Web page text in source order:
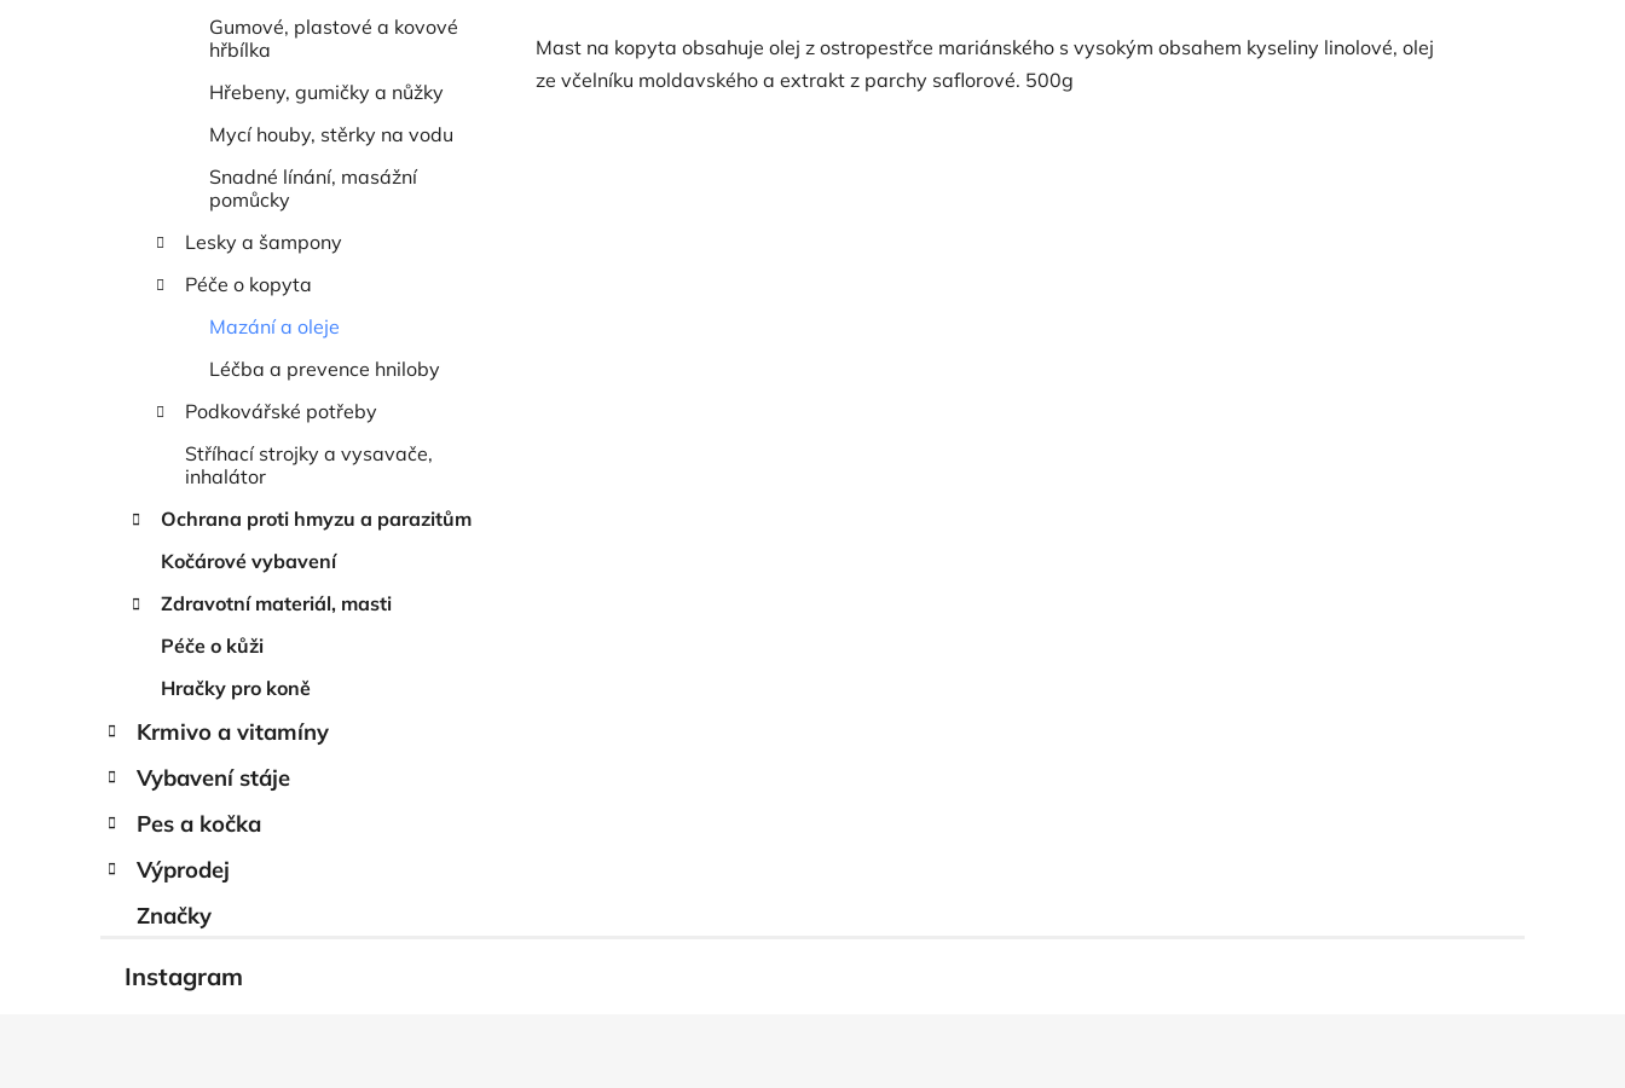
Gumové, plastové a kovové
hřbílka
Hřebeny, gumičky a nůžky
Mycí houby, stěrky na vodu
Snadné línání, masážní
pomůcky
Lesky a šampony
Péče o kopyta
Mazání a oleje
Léčba a prevence hniloby
Podkovářské potřeby
Stříhací strojky a vysavače,
inhalátor
Ochrana proti hmyzu a parazitům
Kočárové vybavení
Zdravotní materiál, masti
Péče o kůži
Hračky pro koně
Krmivo a vitamíny
Vybavení stáje
Pes a kočka
Výprodej
Značky
Mast na kopyta obsahuje olej z ostropestřce mariánského s vysokým obsahem kyseliny linolové, olej
ze včelníku moldavského a extrakt z parchy saflorové. 500g
Instagram